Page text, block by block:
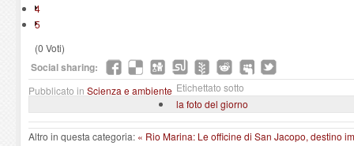
4
5
(0 Voti)
Social sharing:
Pubblicato in Scienza e ambiente Etichettato sotto
la foto del giorno
Altro in questa categoria: « Rio Marina: Le officine di San Jacopo, destino